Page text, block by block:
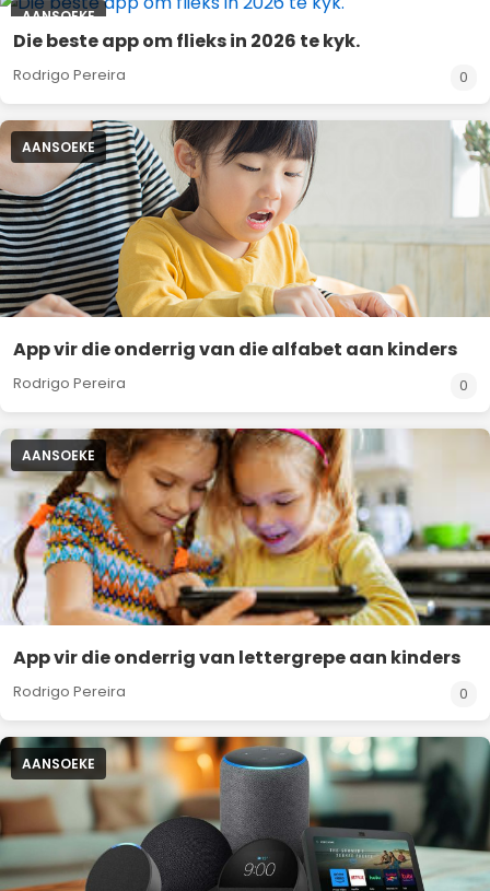
AANSOEKE
Die beste app om flieks in 2026 te kyk.
Rodrigo Pereira 0
AANSOEKE
App vir die onderrig van die alfabet aan kinders
Rodrigo Pereira 0
AANSOEKE
App vir die onderrig van lettergrepe aan kinders
Rodrigo Pereira 0
AANSOEKE